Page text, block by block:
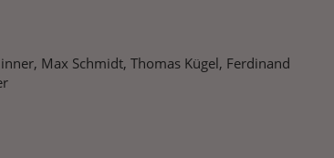
Max Schmidt, Thomas Kügel, Ferdinand